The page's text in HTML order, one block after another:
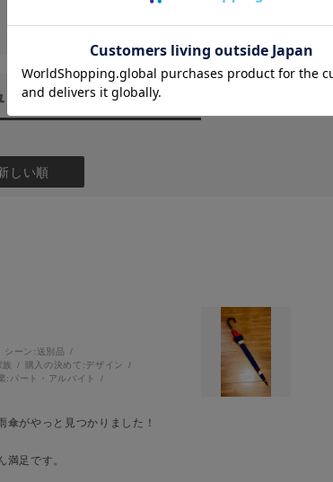
ー（2）
しい順
シーン: 送別品
族
購入の決めて: デザイン
: パート・アルバイト
がやっと見つかりました！
満足です。